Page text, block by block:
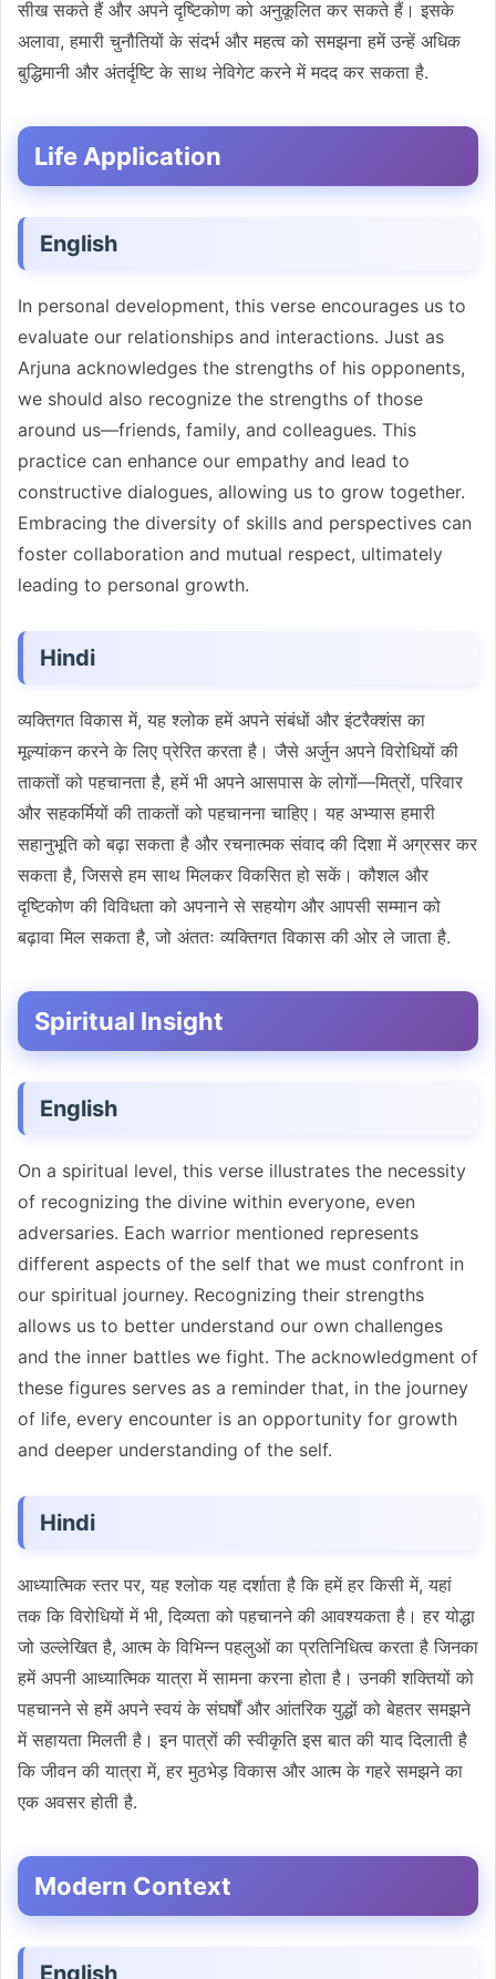
सीख सकते हैं और अपने दृष्टिकोण को अनुकूलित कर सकते हैं। इसके
अलावा, हमारी चुनौतियों के संदर्भ और महत्व को समझना हमें उन्हें अधिक
बुद्धिमानी और अंतर्दृष्टि के साथ नेविगेट करने में मदद कर सकता है.
Life Application
English
In personal development, this verse encourages us to
evaluate our relationships and interactions. Just as
Arjuna acknowledges the strengths of his opponents,
we should also recognize the strengths of those
around us—friends, family, and colleagues. This
practice can enhance our empathy and lead to
constructive dialogues, allowing us to grow together.
Embracing the diversity of skills and perspectives can
foster collaboration and mutual respect, ultimately
leading to personal growth.
Hindi
व्यक्तिगत विकास में, यह श्लोक हमें अपने संबंधों और इंटरैक्शंस का
मूल्यांकन करने के लिए प्रेरित करता है। जैसे अर्जुन अपने विरोधियों की
ताकतों को पहचानता है, हमें भी अपने आसपास के लोगों—मित्रों, परिवार
और सहकर्मियों की ताकतों को पहचानना चाहिए। यह अभ्यास हमारी
सहानुभूति को बढ़ा सकता है और रचनात्मक संवाद की दिशा में अग्रसर कर
सकता है, जिससे हम साथ मिलकर विकसित हो सकें। कौशल और
दृष्टिकोण की विविधता को अपनाने से सहयोग और आपसी सम्मान को
बढ़ावा मिल सकता है, जो अंततः व्यक्तिगत विकास की ओर ले जाता है.
Spiritual Insight
English
On a spiritual level, this verse illustrates the necessity
of recognizing the divine within everyone, even
adversaries. Each warrior mentioned represents
different aspects of the self that we must confront in
our spiritual journey. Recognizing their strengths
allows us to better understand our own challenges
and the inner battles we fight. The acknowledgment of
these figures serves as a reminder that, in the journey
of life, every encounter is an opportunity for growth
and deeper understanding of the self.
Hindi
आध्यात्मिक स्तर पर, यह श्लोक यह दर्शाता है कि हमें हर किसी में, यहां
तक कि विरोधियों में भी, दिव्यता को पहचानने की आवश्यकता है। हर योद्धा
जो उल्लेखित है, आत्म के विभिन्न पहलुओं का प्रतिनिधित्व करता है जिनका
हमें अपनी आध्यात्मिक यात्रा में सामना करना होता है। उनकी शक्तियों को
पहचानने से हमें अपने स्वयं के संघर्षों और आंतरिक युद्धों को बेहतर समझने
में सहायता मिलती है। इन पात्रों की स्वीकृति इस बात की याद दिलाती है
कि जीवन की यात्रा में, हर मुठभेड़ विकास और आत्म के गहरे समझने का
एक अवसर होती है.
Modern Context
English